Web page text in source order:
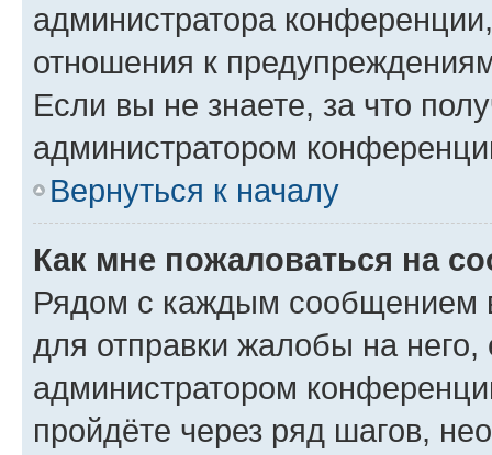
администратора
отношения к
Если вы не знаете, за что
администратором
Вернуться к началу
Как мне пожаловаться на
Рядом с каждым сообщением
для отправки жалобы на
администратором
пройдёте через ряд шагов,